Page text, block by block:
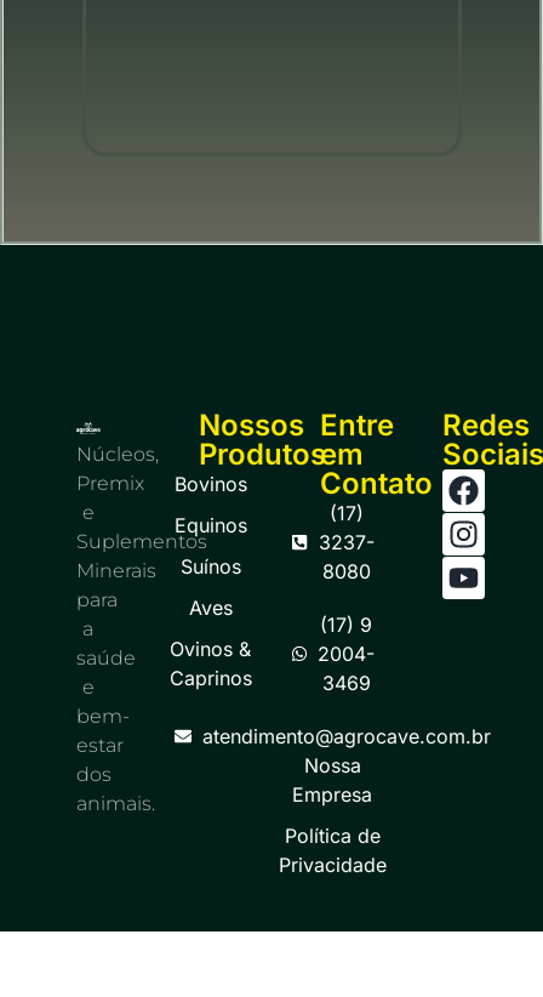
Núcleos,
Premix
e
Suplementos
Minerais
para
a
saúde
e
bem-
estar
dos
animais.
Nossos
Produtos
Bovinos
Equinos
Suínos
Aves
Ovinos &
Caprinos
Entre
em
Contato
(17)
3237-
8080
(17) 9
2004-
3469
atendimento@agrocave.com.br
Nossa
Empresa
Política de
Privacidade
Redes